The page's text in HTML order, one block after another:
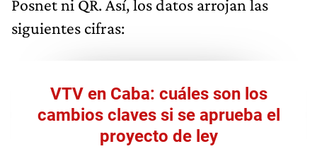
Posnet ni QR. Así, los datos arrojan las
siguientes cifras:
VTV en Caba: cuáles son los
cambios claves si se aprueba el
proyecto de ley